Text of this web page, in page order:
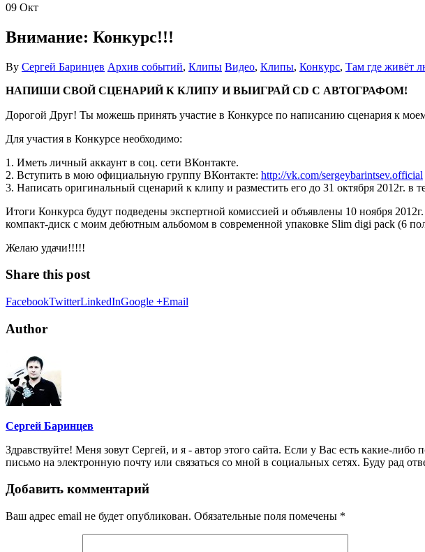
09 Окт
Внимание: Конкурс!!!
By Сергей Баринцев Архив событий, Клипы Видео, Клипы, Конкурс, Там где живёт
НАПИШИ СВОЙ СЦЕНАРИЙ К КЛИПУ И ВЫИГРАЙ CD С АВТОГРАФОМ!
Дорогой Друг! Ты можешь принять участие в Конкурсе по написанию сценария к
Для участия в Конкурсе необходимо:
1. Иметь личный аккаунт в соц. сети ВКонтакте.
2. Вступить в мою официальную группу ВКонтакте: http://vk.com/sergeybarintsev.official
3. Написать оригинальный сценарий к клипу и разместить его до 31 октября 2012г.
Итоги Конкурса будут подведены экспертной комиссией и объявлены 10 ноября
компакт-диск с моим дебютным альбомом в современной упаковке Slim digi pack (6
Желаю удачи!!!!!
Share this post
FacebookTwitterLinkedInGoogle +Email
Author
Сергей Баринцев
Здравствуйте! Меня зовут Сергей, и я - автор этого сайта. Если у Вас есть какие-
письмо на электронную почту или связаться со мной в социальных сетях. Буду рад
Добавить комментарий
Ваш адрес email не будет опубликован. Обязательные поля помечены *